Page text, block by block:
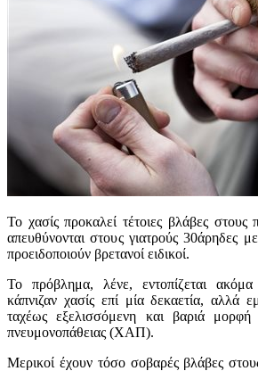
Το χασίς προκαλεί τέτοιες βλάβες
απευθύνονται στους γιατρούς 30άρηδες
προειδοποιούν βρετανοί ειδικοί.
Το πρόβλημα, λένε, εντοπίζεται
κάπνιζαν χασίς επί μία δεκαετία, αλλά
ταχέως εξελισσόμενη και βαριά μορφή
πνευμονοπάθειας (ΧΑΠ).
Μερικοί έχουν τόσο σοβαρές βλάβες